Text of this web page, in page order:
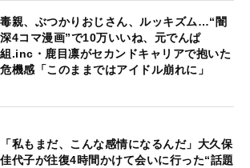
毒親、ぶつかりおじさん、ルッキズム…“闇
深4コマ漫画”で10万いいね、元でんぱ
組.inc・鹿目凛がセカンドキャリアで抱いた
危機感「このままではアイドル崩れに」
「私もまだ、こんな感情になるんだ」大久保
佳代子が往復4時間かけて会いに行った“話題